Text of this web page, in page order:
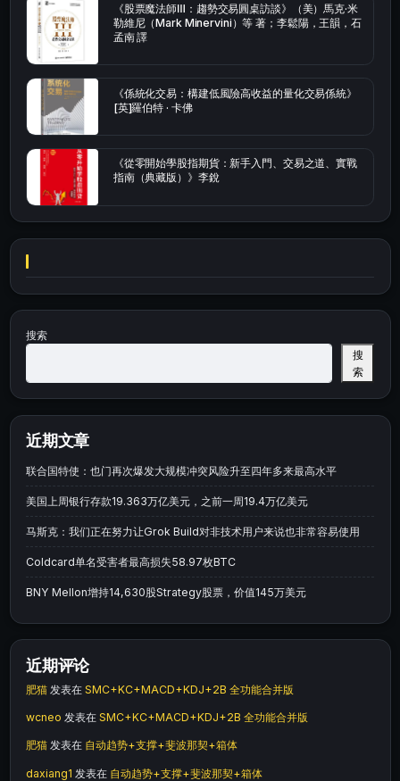
《股票魔法師Ⅲ：趨勢交易圓桌訪談》（美）馬克·米
勒維尼（Mark Minervini）等 著；李鬆陽，王韻，石
孟南 譯
《係統化交易：構建低風險高收益的量化交易係統》
[英]羅伯特 · 卡佛
《從零開始學股指期貨：新手入門、交易之道、實戰
指南（典藏版）》李銳
搜索
搜
索
近期文章
联合国特使：也门再次爆发大规模冲突风险升至四年多来最高水平
美国上周银行存款19.363万亿美元，之前一周19.4万亿美元
马斯克：我们正在努力让Grok Build对非技术用户来说也非常容易使用
Coldcard单名受害者最高损失58.97枚BTC
BNY Mellon增持14,630股Strategy股票，价值145万美元
近期评论
肥猫 发表在 SMC+KC+MACD+KDJ+2B 全功能合并版
wcneo 发表在 SMC+KC+MACD+KDJ+2B 全功能合并版
肥猫 发表在 自动趋势+支撑+斐波那契+箱体
daxiang1 发表在 自动趋势+支撑+斐波那契+箱体